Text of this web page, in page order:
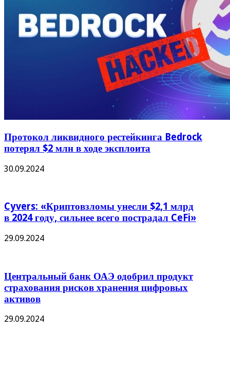
Протокол ликвидного рестейкинга Bedrock
потерял $2 млн в ходе эксплоита
30.09.2024
Cyvers: «Криптовзломы унесли $2,1 млрд
в 2024 году, сильнее всего пострадал CeFi»
29.09.2024
Центральный банк ОАЭ одобрил продукт
страхования рисков хранения цифровых
активов
29.09.2024